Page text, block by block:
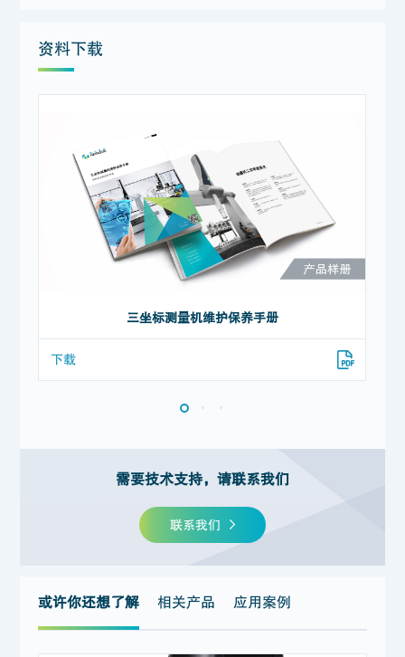
资料下载
三坐标测量机维护保养手册
下载
需要技术支持，请联系我们
联系我们
或许你还想了解 相关产品 应用案例